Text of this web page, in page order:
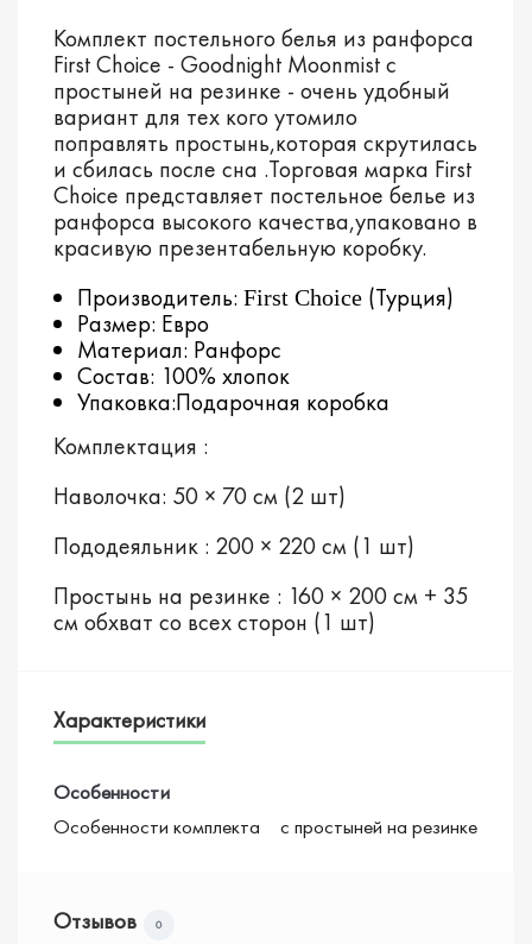
Комплект постельного белья из ранфорса
First Choice - Goodnight Moonmist с
простыней на резинке - очень удобный
вариант для тех кого утомило
поправлять простынь,которая скрутилась
и сбилась после сна .Торговая марка First
Choice представляет постельное белье из
ранфорса высокого качества,упаковано в
красивую презентабельную коробку.
Производитель: First Choice (Турция)
Размер: Евро
Материал: Ранфорс
Состав: 100% хлопок
Упаковка:Подарочная коробка
Комплектация :
Наволочка: 50 × 70 см (2 шт)
Пододеяльник : 200 × 220 см (1 шт)
Простынь на резинке : 160 × 200 см + 35
см обхват со всех сторон (1 шт)
Характеристики
Особенности
Особенности комплекта
с простыней на резинке
Отзывов 0